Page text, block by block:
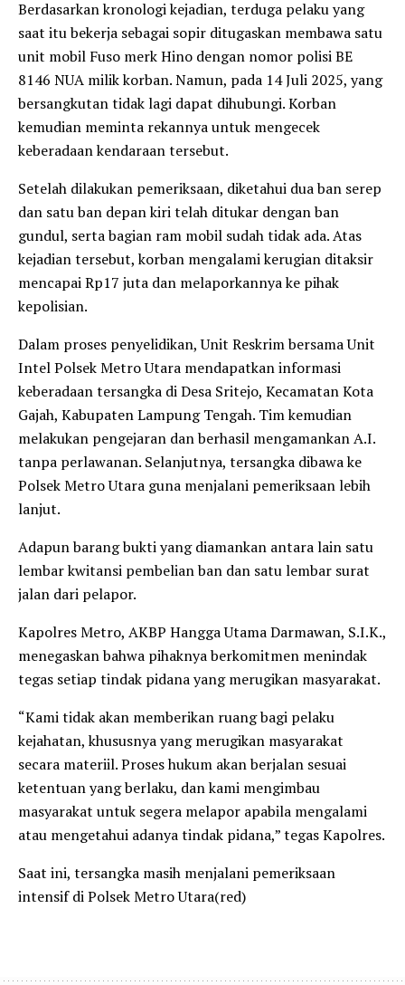
Berdasarkan kronologi kejadian, terduga pelaku yang
saat itu bekerja sebagai sopir ditugaskan membawa satu
unit mobil Fuso merk Hino dengan nomor polisi BE
8146 NUA milik korban. Namun, pada 14 Juli 2025, yang
bersangkutan tidak lagi dapat dihubungi. Korban
kemudian meminta rekannya untuk mengecek
keberadaan kendaraan tersebut.
Setelah dilakukan pemeriksaan, diketahui dua ban serep
dan satu ban depan kiri telah ditukar dengan ban
gundul, serta bagian ram mobil sudah tidak ada. Atas
kejadian tersebut, korban mengalami kerugian ditaksir
mencapai Rp17 juta dan melaporkannya ke pihak
kepolisian.
Dalam proses penyelidikan, Unit Reskrim bersama Unit
Intel Polsek Metro Utara mendapatkan informasi
keberadaan tersangka di Desa Sritejo, Kecamatan Kota
Gajah, Kabupaten Lampung Tengah. Tim kemudian
melakukan pengejaran dan berhasil mengamankan A.I.
tanpa perlawanan. Selanjutnya, tersangka dibawa ke
Polsek Metro Utara guna menjalani pemeriksaan lebih
lanjut.
Adapun barang bukti yang diamankan antara lain satu
lembar kwitansi pembelian ban dan satu lembar surat
jalan dari pelapor.
Kapolres Metro, AKBP Hangga Utama Darmawan, S.I.K.,
menegaskan bahwa pihaknya berkomitmen menindak
tegas setiap tindak pidana yang merugikan masyarakat.
“Kami tidak akan memberikan ruang bagi pelaku
kejahatan, khususnya yang merugikan masyarakat
secara materiil. Proses hukum akan berjalan sesuai
ketentuan yang berlaku, dan kami mengimbau
masyarakat untuk segera melapor apabila mengalami
atau mengetahui adanya tindak pidana,” tegas Kapolres.
Saat ini, tersangka masih menjalani pemeriksaan
intensif di Polsek Metro Utara(red)